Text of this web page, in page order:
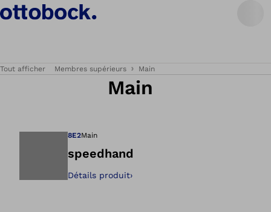
Tout afficher Membres supérieurs Main
Main
8E2Main
speedhand
Détails produit›